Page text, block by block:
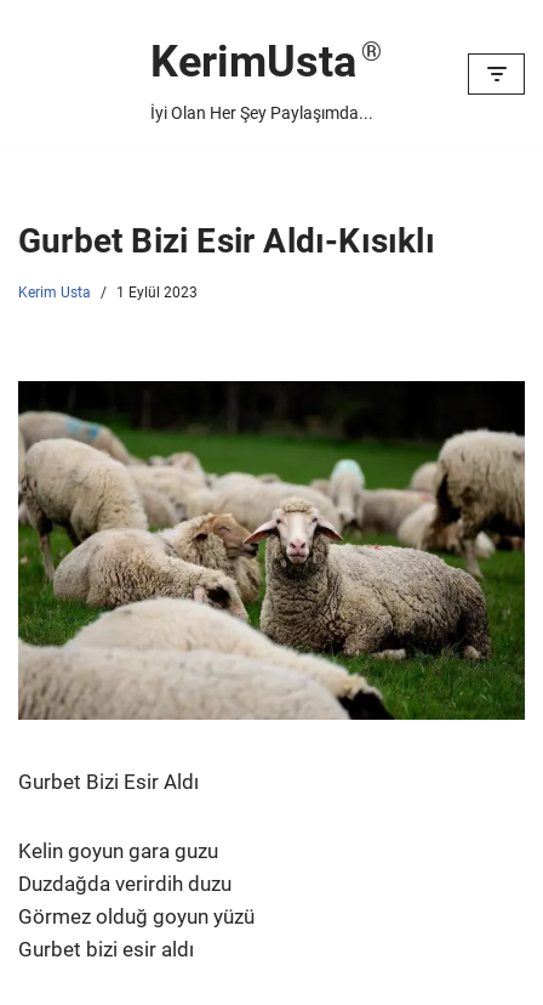
KerimUsta
İyi Olan Her Şey Paylaşımda...
Gurbet Bizi Esir Aldı-Kısıklı
Kerim Usta 1 Eylül 2023
Gurbet Bizi Esir Aldı
Kelin goyun gara guzu
Duzdağda verirdih duzu
Görmez olduğ goyun yüzü
Gurbet bizi esir aldı